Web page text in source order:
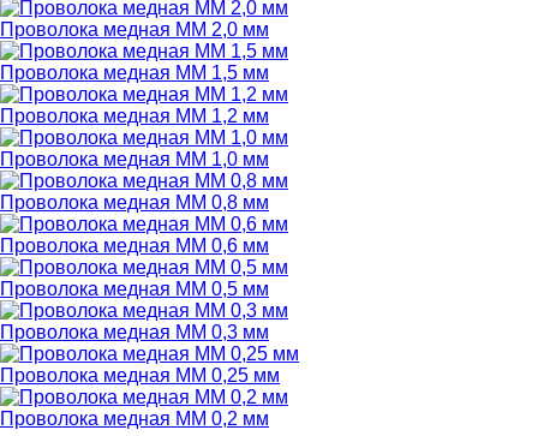
Проволока медная ММ 2,0 мм
Проволока медная ММ 1,5 мм
Проволока медная ММ 1,2 мм
Проволока медная ММ 1,0 мм
Проволока медная ММ 0,8 мм
Проволока медная ММ 0,6 мм
Проволока медная ММ 0,5 мм
Проволока медная ММ 0,3 мм
Проволока медная ММ 0,25 мм
Проволока медная ММ 0,2 мм